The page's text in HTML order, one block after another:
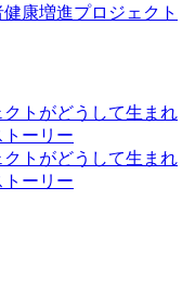
康増進プロジェクト
クトがどうして生まれ
ーリー
クトがどうして生まれ
ーリー